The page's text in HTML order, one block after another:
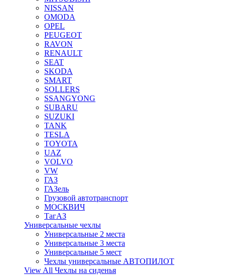
NISSAN
OMODA
OPEL
PEUGEOT
RAVON
RENAULT
SEAT
SKODA
SMART
SOLLERS
SSANGYONG
SUBARU
SUZUKI
TANK
TESLA
TOYOTA
UAZ
VOLVO
VW
ГАЗ
ГАЗель
Грузовой автотранспорт
МОСКВИЧ
ТагАЗ
Универсальные чехлы
Универсальные 2 места
Универсальные 3 места
Универсальные 5 мест
Чехлы универсальные АВТОПИЛОТ
View All Чехлы на сиденья